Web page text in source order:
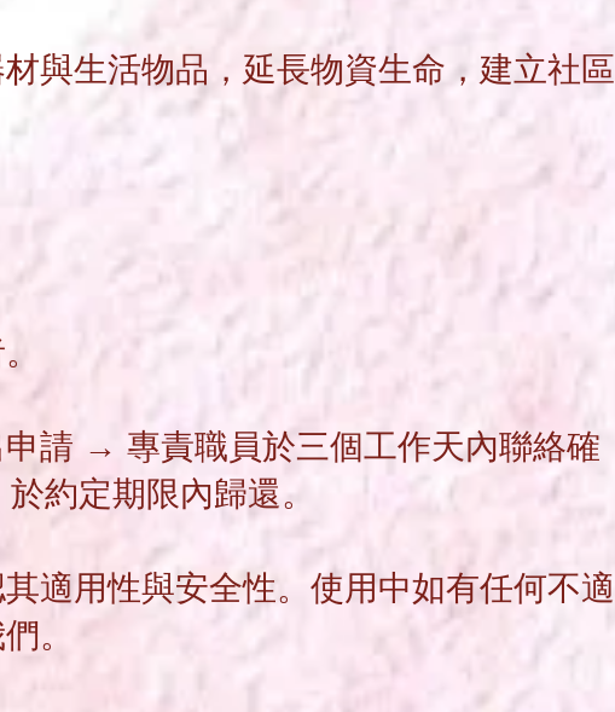
與生活物品，延長物資生命，建立社區
請 → 專責職員於三個工作天內聯絡確
約定期限內歸還。
適用性與安全性。使用中如有任何不適
。